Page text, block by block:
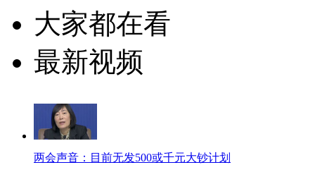
大家都在看
最新视频
两会声音：目前无发500或千元大钞计划